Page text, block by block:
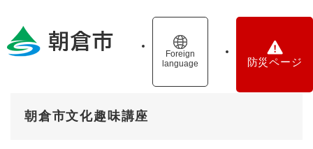
の
Foreign
language
防災ページ
朝倉市文化趣味講座